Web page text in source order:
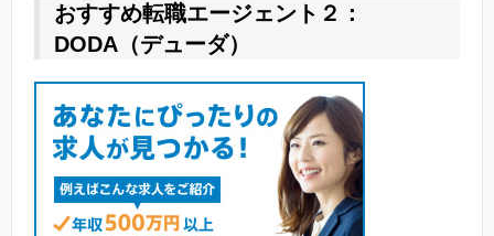
おすすめ転職エージェント２：
DODA（デューダ）